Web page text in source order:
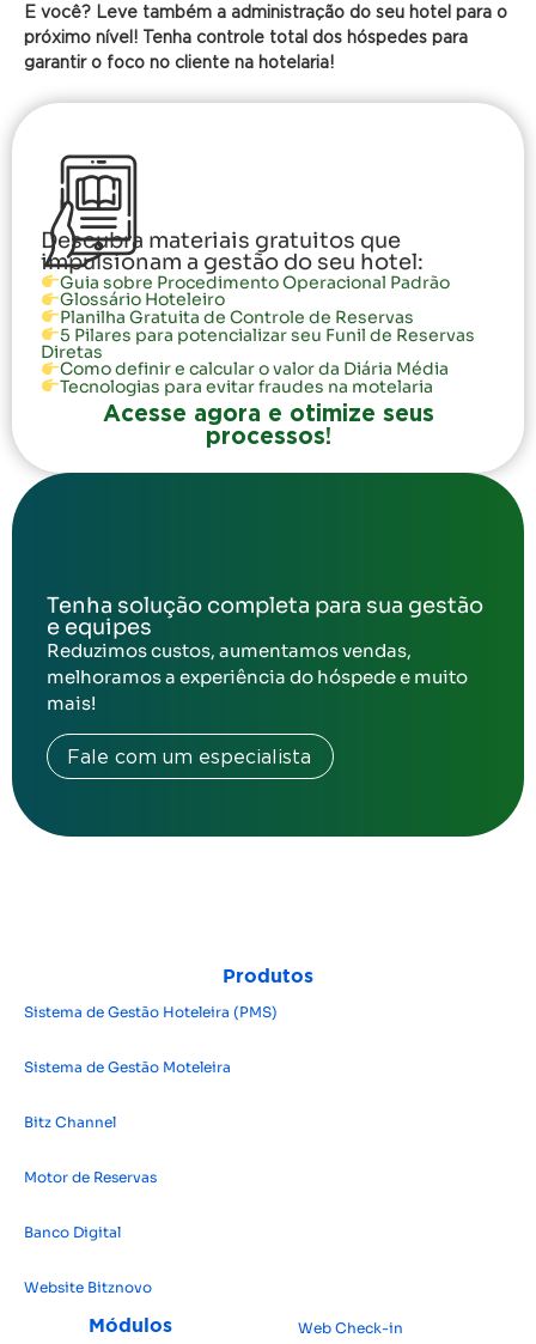
E você? Leve também a administração do seu hotel para o
próximo nível! Tenha controle total dos hóspedes para
garantir o foco no cliente na hotelaria!
Descubra materiais gratuitos que
impulsionam a gestão do seu hotel:
Guia sobre Procedimento Operacional Padrão
Glossário Hoteleiro
Planilha Gratuita de Controle de Reservas
5 Pilares para potencializar seu Funil de Reservas
Diretas
Como definir e calcular o valor da Diária Média
Tecnologias para evitar fraudes na motelaria
Acesse agora e otimize seus
processos!
Tenha solução completa para sua gestão
e equipes
Reduzimos custos, aumentamos vendas,
melhoramos a experiência do hóspede e muito
mais!
Fale com um especialista
Produtos
Sistema de Gestão Hoteleira (PMS)
Sistema de Gestão Moteleira
Bitz Channel
Motor de Reservas
Banco Digital
Website Bitznovo
Módulos Web Check-in